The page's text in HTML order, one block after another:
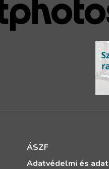
ÁSZF
Adatvédelmi és